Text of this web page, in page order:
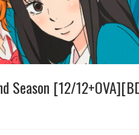
Season [12/